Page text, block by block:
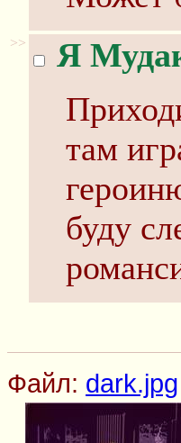
>> Я
там
буду
Файл: dark.jpg